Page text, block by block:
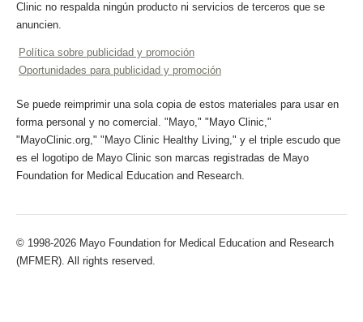
Clinic no respalda ningún producto ni servicios de terceros que se
anuncien.
Política sobre publicidad y promoción
Oportunidades para publicidad y promoción
Se puede reimprimir una sola copia de estos materiales para usar en
forma personal y no comercial. "Mayo," "Mayo Clinic,"
"MayoClinic.org," "Mayo Clinic Healthy Living," y el triple escudo que
es el logotipo de Mayo Clinic son marcas registradas de Mayo
Foundation for Medical Education and Research.
© 1998-2026 Mayo Foundation for Medical Education and Research
(MFMER). All rights reserved.